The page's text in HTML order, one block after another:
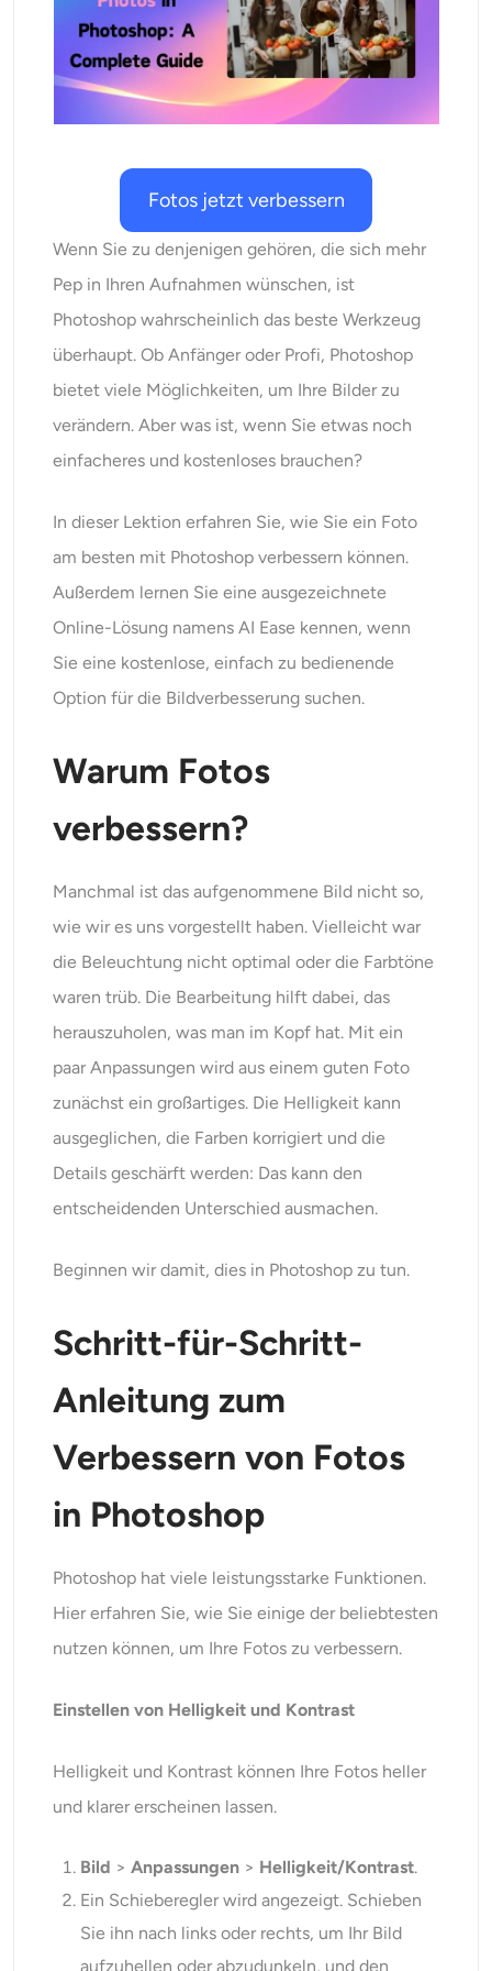
KI neu einfärben
KI-Stil-Bildgenerator
Frisuren-Wechsler
KI-Baby
KI-Filter
Passfoto-Ersteller
Video-Werkzeuge
Videoeffekte
Fotos jetzt verbessern
Wenn Sie zu denjenigen gehören, die sich mehr
Pep in Ihren Aufnahmen wünschen, ist
Photoshop wahrscheinlich das beste Werkzeug
überhaupt. Ob Anfänger oder Profi, Photoshop
bietet viele Möglichkeiten, um Ihre Bilder zu
verändern. Aber was ist, wenn Sie etwas noch
einfacheres und kostenloses brauchen?
In dieser Lektion erfahren Sie, wie Sie ein Foto
am besten mit Photoshop verbessern können.
Außerdem lernen Sie eine ausgezeichnete
Online-Lösung namens AI Ease kennen, wenn
Sie eine kostenlose, einfach zu bedienende
Option für die Bildverbesserung suchen.
Warum Fotos
verbessern?
Manchmal ist das aufgenommene Bild nicht so,
wie wir es uns vorgestellt haben. Vielleicht war
die Beleuchtung nicht optimal oder die Farbtöne
waren trüb. Die Bearbeitung hilft dabei, das
herauszuholen, was man im Kopf hat. Mit ein
paar Anpassungen wird aus einem guten Foto
zunächst ein großartiges. Die Helligkeit kann
ausgeglichen, die Farben korrigiert und die
Details geschärft werden: Das kann den
entscheidenden Unterschied ausmachen.
Beginnen wir damit, dies in Photoshop zu tun.
Schritt-für-Schritt-
Anleitung zum
Verbessern von Fotos
in Photoshop
Photoshop hat viele leistungsstarke Funktionen.
Hier erfahren Sie, wie Sie einige der beliebtesten
nutzen können, um Ihre Fotos zu verbessern.
Einstellen von Helligkeit und Kontrast
Helligkeit und Kontrast können Ihre Fotos heller
und klarer erscheinen lassen.
Bild >Anpassungen > Helligkeit/Kontrast.
Ein Schieberegler wird angezeigt. Schieben
Sie ihn nach links oder rechts, um Ihr Bild
aufzuhellen oder abzudunkeln, und den